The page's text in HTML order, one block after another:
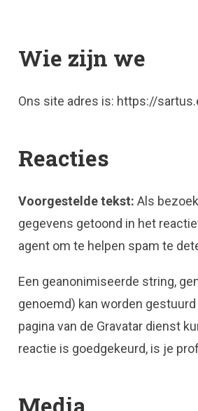
Wie zijn we
Ons site adres is: https://
Reacties
Voorgestelde tekst:Als
gegevens getoond in het
agent om te helpen spam te
Een geanonimiseerde string,
genoemd) kan worden
pagina van de Gravatar dienst
reactie is goedgekeurd, is je